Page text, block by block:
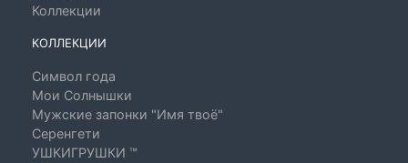
Коллекции
КОЛЛЕКЦИИ
Символ года
Мои Солнышки
Мужские запонки "Имя твоё"
Серенгети
УШКИГРУШКИ ™